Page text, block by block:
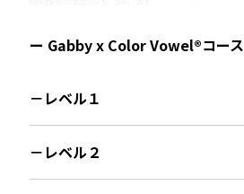
ー Gabby x Color Vowel®︎コース
－レベル１
－レベル２